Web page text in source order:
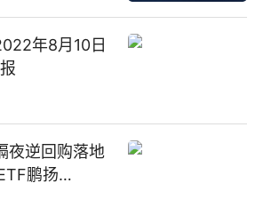
年8月10日
夜逆回购落地
鹏扬